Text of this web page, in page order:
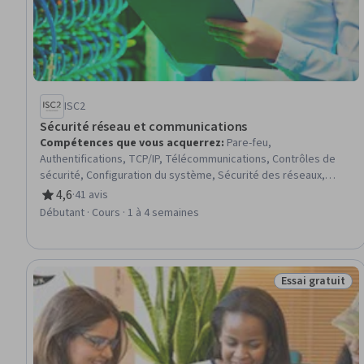
ISC2
Sécurité réseau et communications
Compétences que vous acquerrez: Pare-feu,
Authentifications, TCP/IP, Télécommunications, Contrôles de
sécurité, Configuration du système, Sécurité des réseaux,
Architecture du réseau, Systèmes d'accès à distance, Serveurs
proxy, Mise en réseau générale, Réseaux sans fil, Attaques par
de réseau, Durcissement, Administration des réseaux
4,6
évaluation, 4,6 sur 5 étoiles
·41 avis
Débutant · Cours · 1 à 4 semaines
Statut : Essai
Essai gratuit